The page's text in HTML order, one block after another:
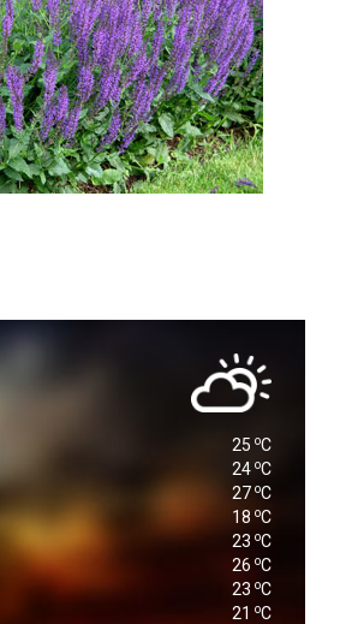
25 oC
24 oC
27 oC
18 oC
23 oC
26 oC
23 oC
21 oC